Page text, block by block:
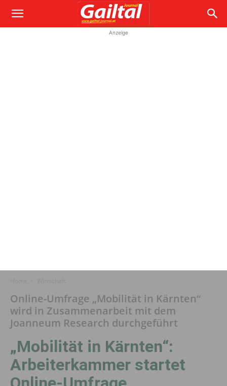
Anzeige
Online-Umfrage „Mobilität in Kärnten“
wird in Zusammenarbeit mit dem
Joanneum Research durchgeführt
„Mobilität in Kärnten“:
Arbeiterkammer startet